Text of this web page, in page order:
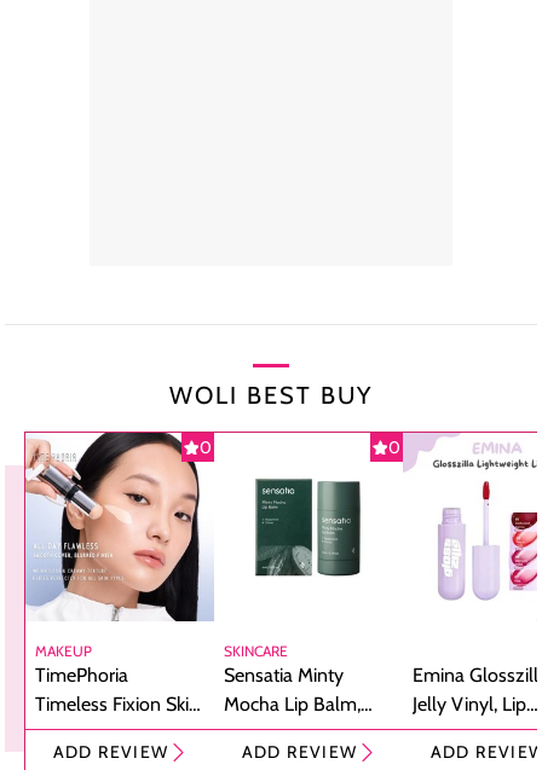
WOLI BEST BUY
0
MAKEUP
TimePhoria
Timeless Fixion Skin
Tint Stick,
Foundation dan
ADD REVIEW
0
SKINCARE
Sensatia Minty
Mocha Lip Balm,
Pelembap Bibir
dengan Aroma
ADD REVIEW
Emina
Jelly Vinyl, Lip
Cream Glossy
Ringan
ADD